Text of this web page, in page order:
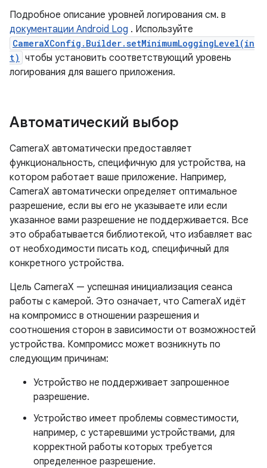
Подробное описание уровней логирования см. в
документации Android Log . Используйте
CameraXConfig.Builder.setMinimumLoggingLevel(in
t) чтобы установить соответствующий уровень
логирования для вашего приложения.
Автоматический выбор
CameraX автоматически предоставляет
функциональность, специфичную для устройства, на
котором работает ваше приложение. Например,
CameraX автоматически определяет оптимальное
разрешение, если вы его не указываете или если
указанное вами разрешение не поддерживается. Все
это обрабатывается библиотекой, что избавляет вас
от необходимости писать код, специфичный для
конкретного устройства.
Цель CameraX — успешная инициализация сеанса
работы с камерой. Это означает, что CameraX идёт
на компромисс в отношении разрешения и
соотношения сторон в зависимости от возможностей
устройства. Компромисс может возникнуть по
следующим причинам:
Устройство не поддерживает запрошенное
разрешение.
Устройство имеет проблемы совместимости,
например, с устаревшими устройствами, для
корректной работы которых требуется
определенное разрешение.